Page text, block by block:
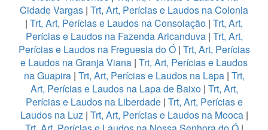
Cidade Vargas | Trt, Art, Perícias e Laudos na Colonia
| Trt, Art, Perícias e Laudos na Consolação | Trt, Art,
Perícias e Laudos na Fazenda Aricanduva| Trt, Art,
Perícias e Laudos na Freguesia do Ó| Trt, Art, Perícias
e Laudos na Granja Viana | Trt, Art, Perícias e Laudos
na Guapira| Trt, Art, Perícias e Laudos na Lapa| Trt,
Art, Perícias e Laudos na Lapa de Baixo | Trt, Art,
Perícias e Laudos na Liberdade | Trt, Art, Perícias e
Laudos na Luz| Trt, Art, Perícias e Laudos na Mooca|